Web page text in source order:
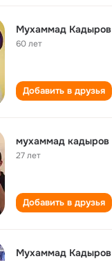
Мухаммад Кадыров
60 лет
Добавить в друзья
мухаммад кадыров
27 лет
Добавить в друзья
Мухаммад Кадыров